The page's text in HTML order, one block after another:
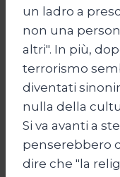
un ladro a
non una
altri". In più,
terrorismo
diventati
nulla della
Si va avanti a
penserebbero
dire che "la